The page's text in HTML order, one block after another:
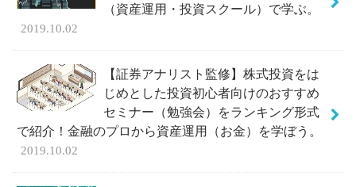
（資産運用・投資スクール）で学ぶ。
2019.10.02
【証券アナリスト監修】株式投資をは
じめとした投資初心者向けのおすすめ
セミナー（勉強会）をランキング形式
で紹介！金融のプロから資産運用（お金）を学ぼう。
2019.10.02